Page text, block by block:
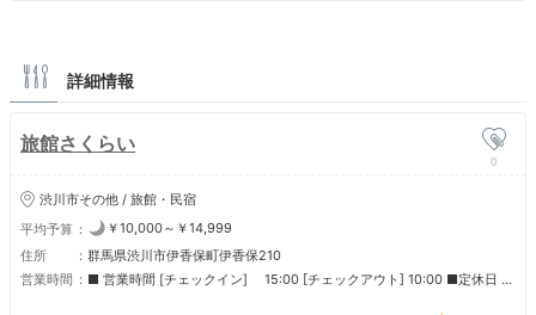
詳細情報
旅館さくらい
0
渋川市その他 / 旅館・民宿
平均予算
￥10,000～￥14,999
住所
群馬県渋川市伊香保町伊香保210
営業時間
■ 営業時間 [チェックイン] 15:00 [チェックアウト] 10:00 ■定休日 無